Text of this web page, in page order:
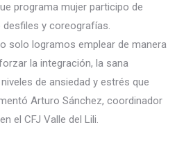
programa mujer participo de
y coreografías.
solo logramos emplear de manera
la integración, la sana
de ansiedad y estrés que
Arturo Sánchez, coordinador
el CFJ Valle del Lili.